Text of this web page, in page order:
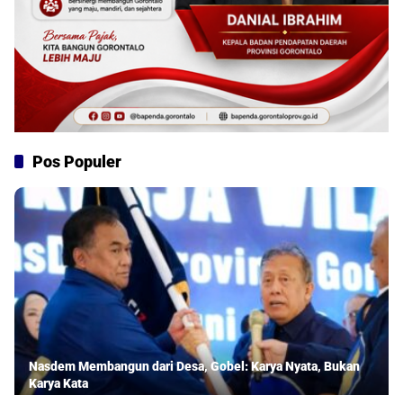
Pos Populer
Nasdem Membangun dari Desa, Gobel: Karya Nyata, Bukan
Karya Kata